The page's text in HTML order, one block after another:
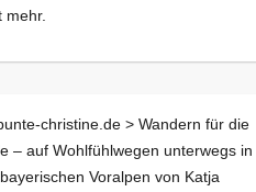
mehr.
christine.de > Wandern für die
– auf Wohlfühlwegen unterwegs in
Voralpen von Katja